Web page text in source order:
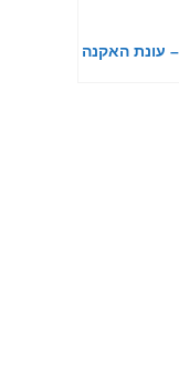
עונת האקנה